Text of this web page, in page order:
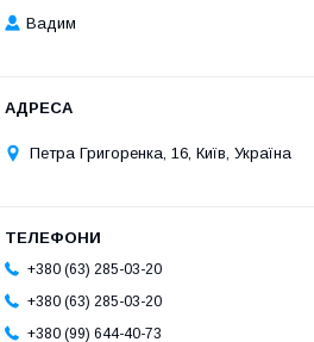
Вадим
Петра Григоренка, 16, Київ, Україна
+380 (63) 285-03-20
+380 (63) 285-03-20
+380 (99) 644-40-73